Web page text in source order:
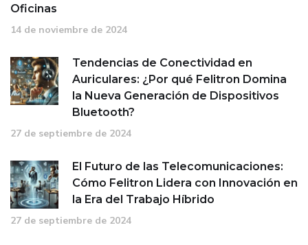
Oficinas
14 de noviembre de 2024
Tendencias de Conectividad en
Auriculares: ¿Por qué Felitron Domina
la Nueva Generación de Dispositivos
Bluetooth?
27 de septiembre de 2024
El Futuro de las Telecomunicaciones:
Cómo Felitron Lidera con Innovación en
la Era del Trabajo Híbrido
27 de septiembre de 2024